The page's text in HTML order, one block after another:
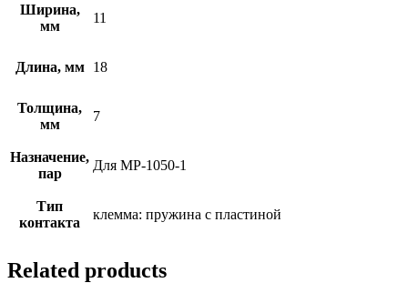
Ширина,
мм
11
Длина, мм 18
Толщина,
мм
7
Назначение,
пар
Для МР-1050-1
Тип
контакта
клемма: пружина с пластиной
Related products